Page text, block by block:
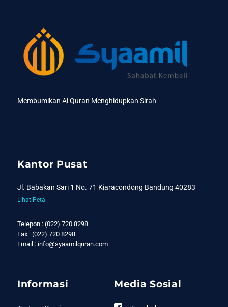
Membumikan Al Quran Menghidupkan Sirah
Kantor Pusat
Jl. Babakan Sari 1 No. 71 Kiaracondong Bandung 40283
Lihat Peta
Telepon : (022) 720 8298
Fax : (022) 720 8298
Email : info@syaamilquran.com
Informasi Media Sosial